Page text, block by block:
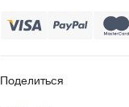
Поделиться